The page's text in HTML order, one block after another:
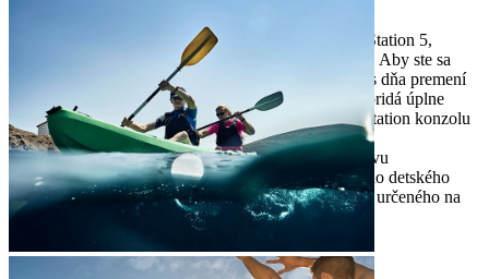
Game Lounge – vyhradená herná zóna s PlayStation 5,
Nintendo Switch a veľkoplošnými televízormi. Aby ste sa
mohli ešte viac zabaviť, Maro Theatre sa počas dňa premení
na hernú arénu, čím sa ku všetkým atrakciám pridá úplne
nová zóna. Na izbu si môžete zapožičať PlayStation konzolu
(za príplatok)
Family Lounge – herná zóna pre rodinnú zábavu
300 m² outdoorovej zábavy vrátane vonkajšieho detského
ihriska a House of Rainbow – pútavého tunela určeného na